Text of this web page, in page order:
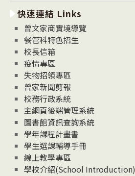
消
息
News
快速連結 Links
曾文家商實境導覽
餐管科特色招生
校長信箱
疫情專區
失物招領專區
曾家新聞剪報
校務行政系統
主網頁後端管理系統
圖書館資訊查詢系統
學年課程計畫書
學生選課輔導手冊
線上教學專區
學校介紹(School Introduction)